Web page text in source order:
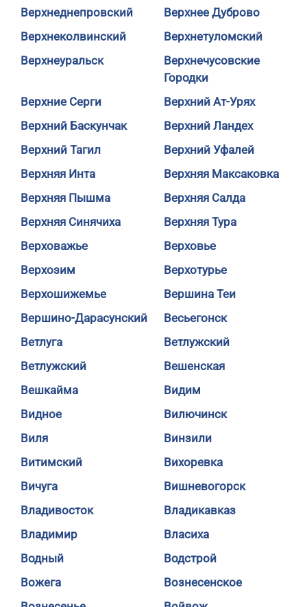
Верхнеднепровский
Верхнее Дуброво
Верхнеколвинский
Верхнетуломский
Верхнеуральск
Верхнечусовские
Городки
Верхние Серги
Верхний Ат-Урях
Верхний Баскунчак
Верхний Ландех
Верхний Тагил
Верхний Уфалей
Верхняя Инта
Верхняя Максаковка
Верхняя Пышма
Верхняя Салда
Верхняя Синячиха
Верхняя Тура
Верховажье
Верховье
Верхозим
Верхотурье
Верхошижемье
Вершина Теи
Вершино-Дарасунский
Весьегонск
Ветлуга
Ветлужский
Ветлужский
Вешенская
Вешкайма
Видим
Видное
Вилючинск
Виля
Винзили
Витимский
Вихоревка
Вичуга
Вишневогорск
Владивосток
Владикавказ
Владимир
Власиха
Водный
Водстрой
Вожега
Вознесенское